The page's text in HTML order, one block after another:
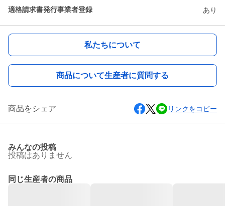
適格請求書発行事業者登録 あり
私たちについて
商品について生産者に質問する
商品をシェア リンクをコピー
みんなの投稿
投稿はありません
同じ生産者の商品